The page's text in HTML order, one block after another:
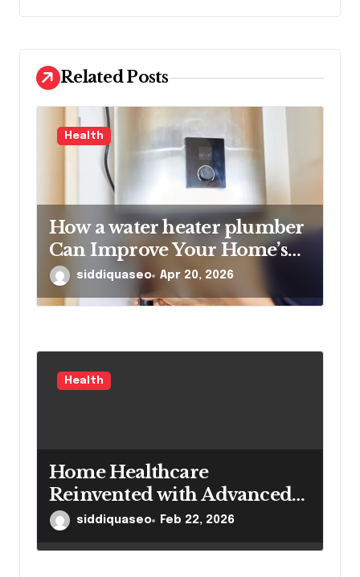
t
i
o
n
Related Posts
Health
How a water heater plumber
Can Improve Your Home’s
Hot Water Efficiency
siddiquaseo Apr 20, 2026
Health
Home Healthcare
Reinvented with Advanced
Portable Medical Equipment
siddiquaseo Feb 22, 2026